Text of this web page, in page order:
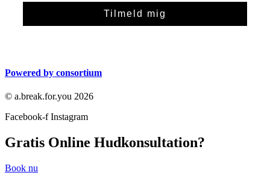
Tilmeld mig
Powered by consortium
© a.break.for.you 2026
Facebook-f Instagram
Gratis Online Hudkonsultation?
Book nu